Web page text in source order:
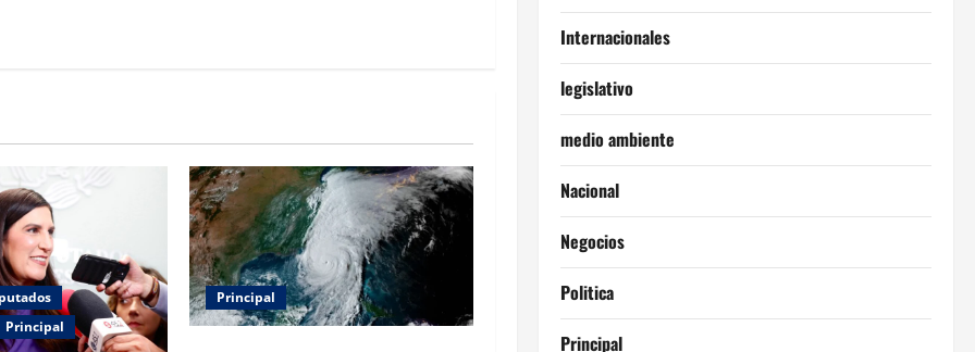
Principal
Principal
Internacionales
legislativo
medio ambiente
Nacional
Negocios
Politica
Principal